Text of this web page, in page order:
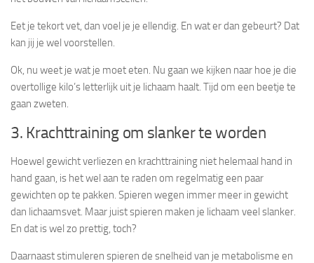
Eet je tekort vet, dan voel je je ellendig. En wat er dan gebeurt? Dat
kan jij je wel voorstellen.
Ok, nu weet je wat je moet eten. Nu gaan we kijken naar hoe je die
overtollige kilo’s letterlijk uit je lichaam haalt. Tijd om een beetje te
gaan zweten.
3. Krachttraining om slanker te worden
Hoewel gewicht verliezen en krachttraining niet helemaal hand in
hand gaan, is het wel aan te raden om regelmatig een paar
gewichten op te pakken. Spieren wegen immer meer in gewicht
dan lichaamsvet. Maar juist spieren maken je lichaam veel slanker.
En dat is wel zo prettig, toch?
Daarnaast stimuleren spieren de snelheid van je metabolisme en